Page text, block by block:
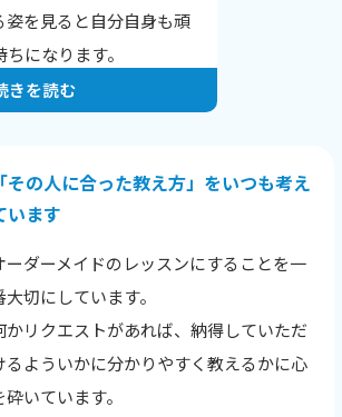
ので、自分の頑張りが実感でき、モチベ
ションにつながっています。
姿を見ると自分自身も頑
になります。
きを読む
「その人に合った教え方」をいつも考え
います
ーダーメイドのレッスンにすることを一
大切にしています。
かリクエストがあれば、納得していただ
るよういかに分かりやすく教えるかに心
砕いています。